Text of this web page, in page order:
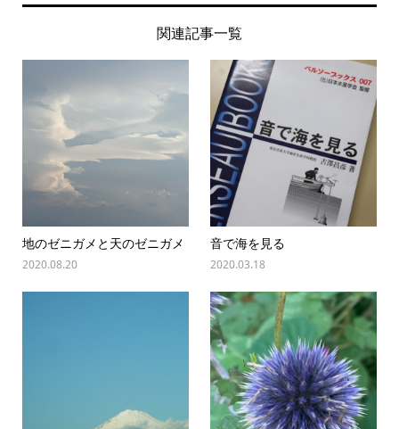
関連記事一覧
地のゼニガメと天のゼニガメ
2020.08.20
音で海を見る
2020.03.18